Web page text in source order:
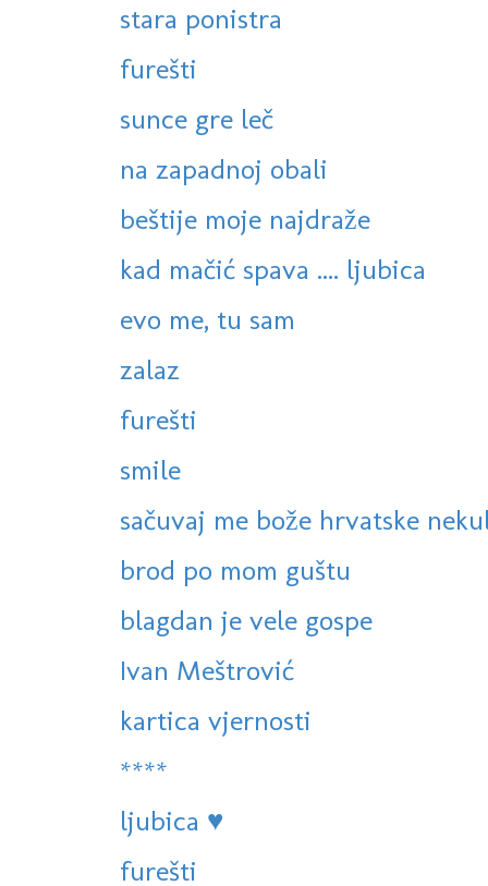
stara ponistra
furešti
sunce gre leč
na zapadnoj obali
beštije moje najdraže
kad mačić spava .... ljubica
evo me, tu sam
zalaz
furešti
smile
sačuvaj me bože hrvatske
brod po mom guštu
blagdan je vele gospe
Ivan Meštrović
kartica vjernosti
****
ljubica ♥
furešti